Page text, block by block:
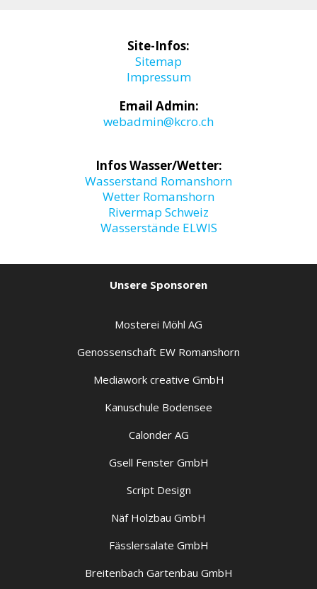
Site-Infos:
Sitemap
Impressum
Email Admin:
webadmin@kcro.ch
Infos Wasser/Wetter:
Wasserstand Romanshorn
Wetter Romanshorn
Rivermap Schweiz
Wasserstände ELWIS
Unsere Sponsoren
Mosterei Möhl AG
Genossenschaft EW Romanshorn
Mediawork creative GmbH
Kanuschule Bodensee
Calonder AG
Gsell Fenster GmbH
Script Design
Näf Holzbau GmbH
Fässlersalate GmbH
Breitenbach Gartenbau GmbH